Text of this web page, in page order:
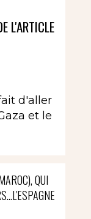
L'ARTICLE
d'aller
et le
QUI